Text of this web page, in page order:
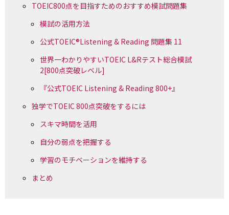
TOEIC800点を目指すためのおすすめ模試問題集
模試の活用方法
公式TOEIC®Listening & Reading 問題集 11
世界一わかりやすいTOEIC L&Rテスト総合模試
2[800点突破レベル]
『公式TOEIC Listening & Reading 800+』
独学でTOEIC 800点突破をするには
スキマ時間を活用
自分の弱点を把握する
学習のモチベーションを維持する
まとめ